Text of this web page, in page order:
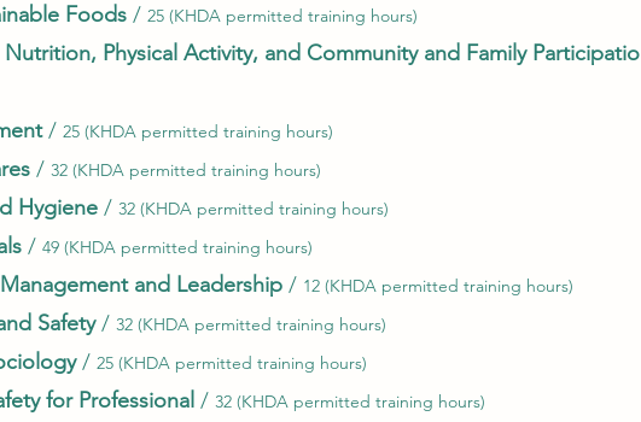
Foods / 25 (KHDA permitted training hours)
Nutrition, Physical Activity, and Community and Family
/ 25 (KHDA permitted training hours)
/ 32 (KHDA permitted training hours)
Hygiene / 32 (KHDA permitted training hours)
/ 49 (KHDA permitted training hours)
and Leadership / 12 (KHDA permitted training hours)
Safety/ 32 (KHDA permitted training hours)
/ 25 (KHDA permitted training hours)
for Professional / 32 (KHDA permitted training hours)